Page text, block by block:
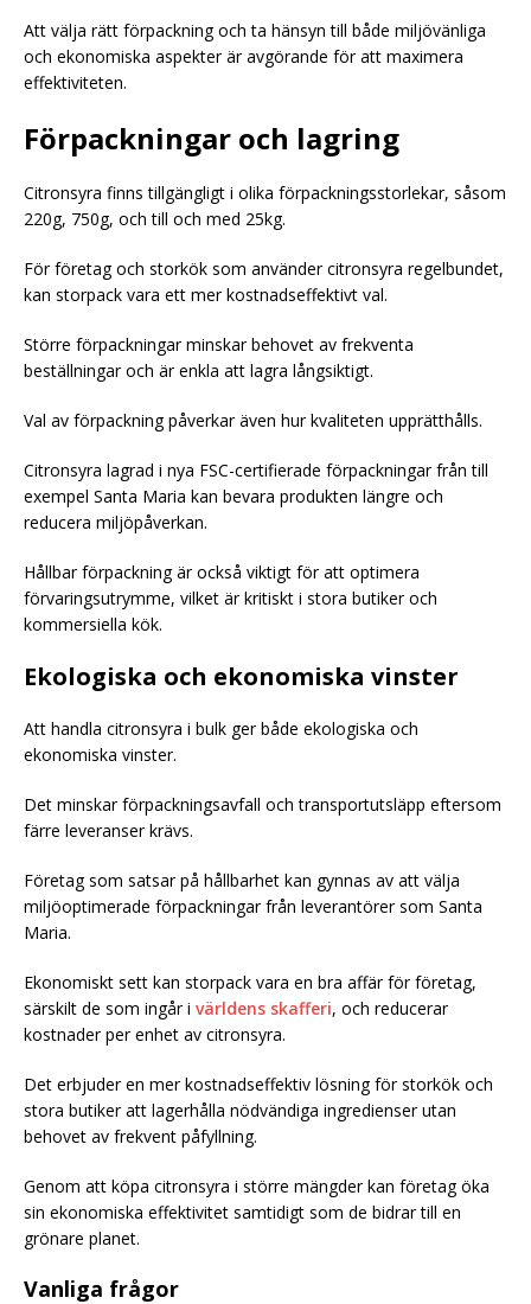
Att välja rätt förpackning och ta hänsyn till både miljövänliga
och ekonomiska aspekter är avgörande för att maximera
effektiviteten.
Förpackningar och lagring
Citronsyra finns tillgängligt i olika förpackningsstorlekar, såsom
220g, 750g, och till och med 25kg.
För företag och storkök som använder citronsyra regelbundet,
kan storpack vara ett mer kostnadseffektivt val.
Större förpackningar minskar behovet av frekventa
beställningar och är enkla att lagra långsiktigt.
Val av förpackning påverkar även hur kvaliteten upprätthålls.
Citronsyra lagrad i nya FSC-certifierade förpackningar från till
exempel Santa Maria kan bevara produkten längre och
reducera miljöpåverkan.
Hållbar förpackning är också viktigt för att optimera
förvaringsutrymme, vilket är kritiskt i stora butiker och
kommersiella kök.
Ekologiska och ekonomiska vinster
Att handla citronsyra i bulk ger både ekologiska och
ekonomiska vinster.
Det minskar förpackningsavfall och transportutsläpp eftersom
färre leveranser krävs.
Företag som satsar på hållbarhet kan gynnas av att välja
miljöoptimerade förpackningar från leverantörer som Santa
Maria.
Ekonomiskt sett kan storpack vara en bra affär för företag,
särskilt de som ingår i världens skafferi, och reducerar
kostnader per enhet av citronsyra.
Det erbjuder en mer kostnadseffektiv lösning för storkök och
stora butiker att lagerhålla nödvändiga ingredienser utan
behovet av frekvent påfyllning.
Genom att köpa citronsyra i större mängder kan företag öka
sin ekonomiska effektivitet samtidigt som de bidrar till en
grönare planet.
Vanliga frågor